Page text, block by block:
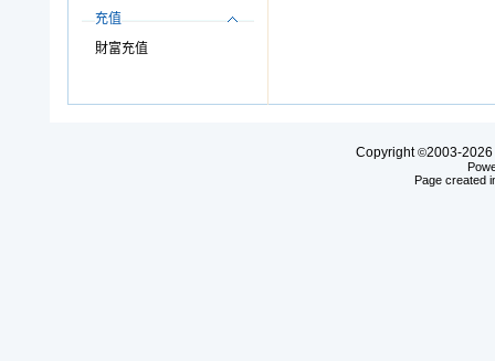
充值
財富充值
Copyright©2003-2026
Page created